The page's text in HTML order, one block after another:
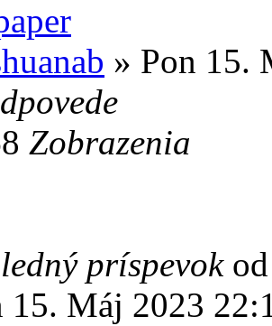
» Pon 15.
Zobrazenia
príspevok
15. Máj 2023